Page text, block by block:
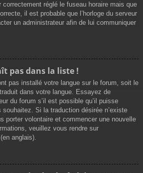
correctement réglé le fuseau horaire mais que
il est probable que l’horloge du serveur
un administrateur afin de lui communiquer
pas dans la liste !
pas installé votre langue sur le forum, soit le
dans votre langue. Essayez de
du forum s’il est possible qu’il puisse
Si la traduction désirée n’existe
porter volontaire et commencer une nouvelle
veuillez vous rendre sur
anglais).